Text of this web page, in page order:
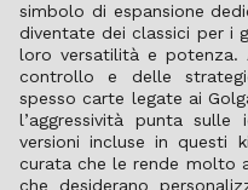
simbolo di espansione
diventate dei classici per i
loro versatilità e potenza.
controllo e delle
spesso carte legate ai
l’aggressività punta
versioni incluse in questi
curata che le rende molto
che desiderano